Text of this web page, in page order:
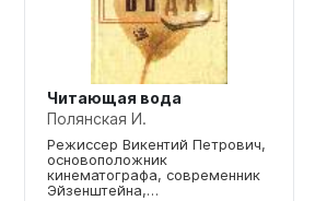
Читающая вода
Полянская И.
Режиссер Викентий Петрович,
основоположник
кинематографа, современник
Эйзенштейна,…